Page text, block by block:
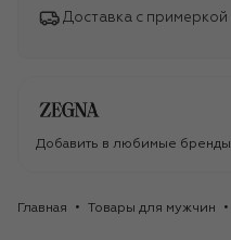
Доставка с примеркой
Добавить в любимые бренды
Главная Товары для мужчин